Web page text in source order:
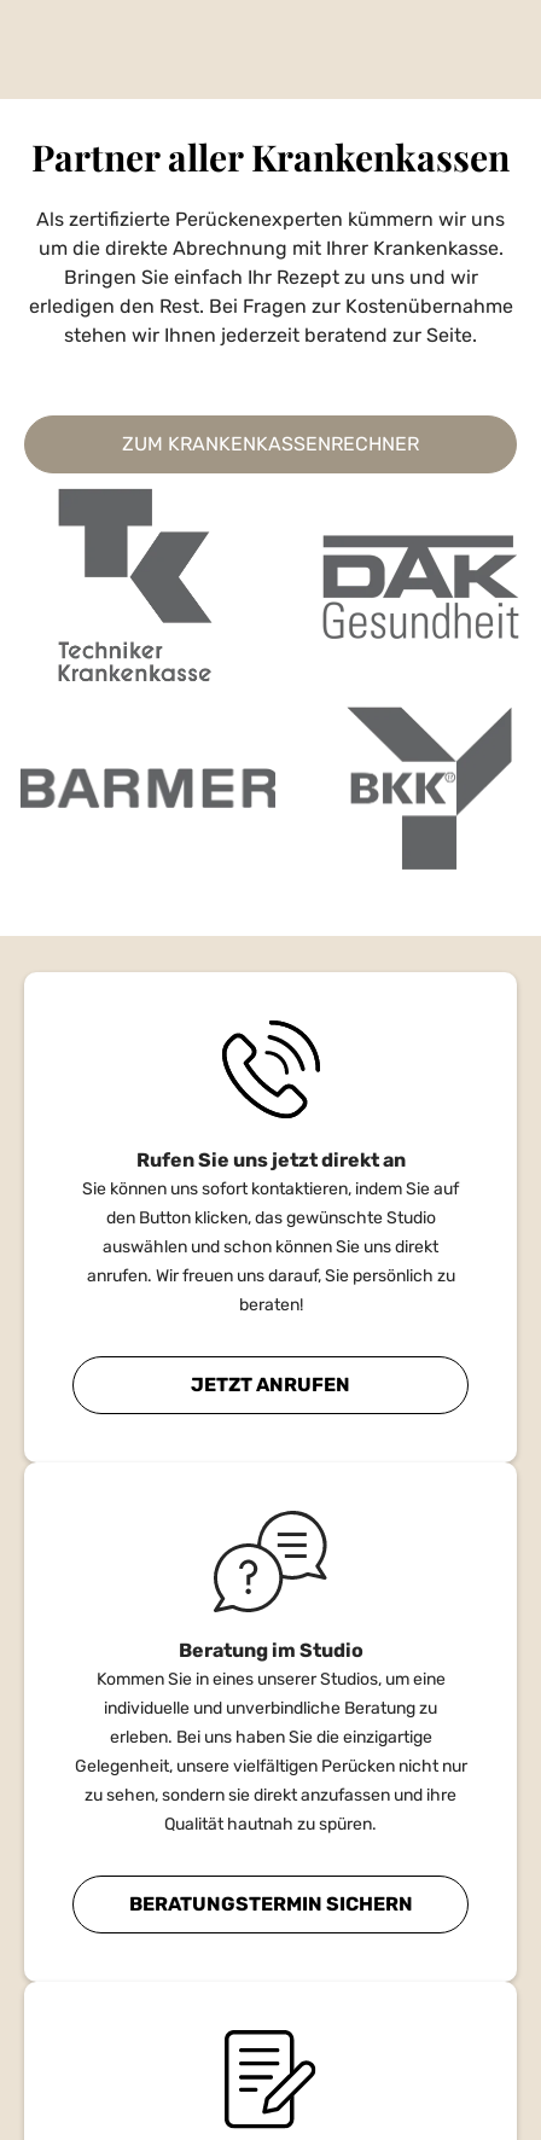
Partner aller Krankenkassen
Als zertifizierte Perückenexperten kümmern wir uns
um die direkte Abrechnung mit Ihrer Krankenkasse.
Bringen Sie einfach Ihr Rezept zu uns und wir
erledigen den Rest. Bei Fragen zur Kostenübernahme
stehen wir Ihnen jederzeit beratend zur Seite.
ZUM KRANKENKASSENRECHNER
Rufen Sie uns jetzt direkt an
Sie können uns sofort kontaktieren, indem Sie auf
den Button klicken, das gewünschte Studio
auswählen und schon können Sie uns direkt
anrufen. Wir freuen uns darauf, Sie persönlich zu
beraten!
JETZT ANRUFEN
Beratung im Studio
Kommen Sie in eines unserer Studios, um eine
individuelle und unverbindliche Beratung zu
erleben. Bei uns haben Sie die einzigartige
Gelegenheit, unsere vielfältigen Perücken nicht nur
zu sehen, sondern sie direkt anzufassen und ihre
Qualität hautnah zu spüren.
BERATUNGSTERMIN SICHERN